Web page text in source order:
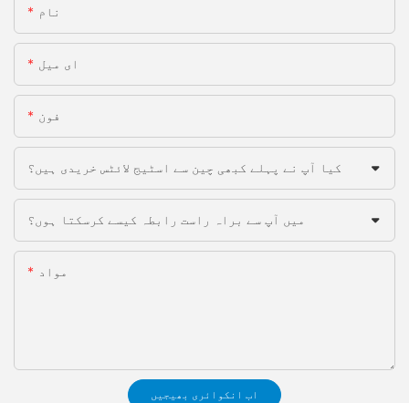
نام
ای میل
فون
کیا آپ نے پہلے کبھی چین سے اسٹیج لائٹس خریدی ہیں؟
میں آپ سے براہ راست رابطہ کیسے کرسکتا ہوں؟
مواد
اب انکوائری بھیجیں